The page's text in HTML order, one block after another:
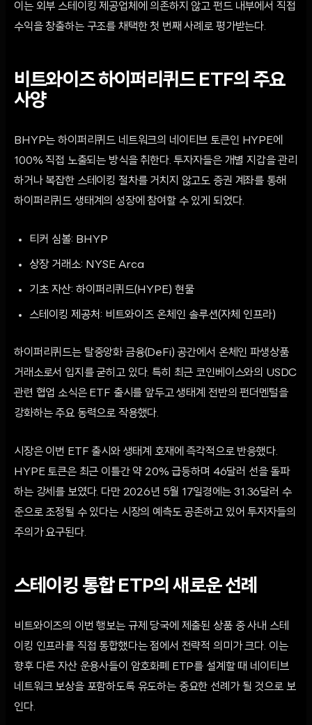
이는 외부 스테이킹 제공업체에 의존하지 않고 펀드 내부에서 직접
수익을 창출하는 구조를 채택한 첫 번째 사례로 평가받는다.
비트와이즈 하이퍼리퀴드 ETF의 주요
사양
BHYP는 하이퍼리퀴드 네트워크의 네이티브 토큰인 HYPE에
100% 직접 노출되는 방식을 취한다. 투자자들은 개별 지갑을 관리
하거나 복잡한 스테이킹 절차를 거치지 않고도 증권 계좌를 통해
하이퍼리퀴드 생태계의 성장에 참여할 수 있게 되었다.
티커 심볼: BHYP
상장 거래소: NYSE Arca
기초 자산: 하이퍼리퀴드(HYPE) 현물
스테이킹 제공처: 비트와이즈 온체인 솔루션(자체 인프라)
하이퍼리퀴드는 탈중앙화 금융(DeFi) 공간에서 온체인 파생상품
거래소로서 입지를 굳히고 있다. 특히 최근 코인베이스와의 USDC
관련 협업 소식은 ETF 출시를 앞두고 생태계 전반의 펀더멘털을
강화하는 주요 동력으로 작용했다.
시장은 이번 ETF 출시와 생태계 호재에 즉각적으로 반응했다.
HYPE 토큰은 최근 이틀간 약 20% 급등하며 46달러 선을 돌파
하는 강세를 보였다. 다만 2026년 5월 17일경에는 31.36달러 수
준으로 조정될 수 있다는 시장의 예측도 공존하고 있어 투자자들의
주의가 요구된다.
스테이킹 통합 ETP의 새로운 선례
비트와이즈의 이번 행보는 규제 당국에 제출된 상품 중 사내 스테
이킹 인프라를 직접 통합했다는 점에서 전략적 의미가 크다. 이는
향후 다른 자산 운용사들이 암호화폐 ETP를 설계할 때 네이티브
네트워크 보상을 포함하도록 유도하는 중요한 선례가 될 것으로 보
인다.